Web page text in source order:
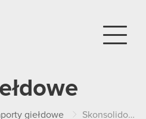
giełdowe Skonsolidowany raport kwartalny – 1 kw. 2012